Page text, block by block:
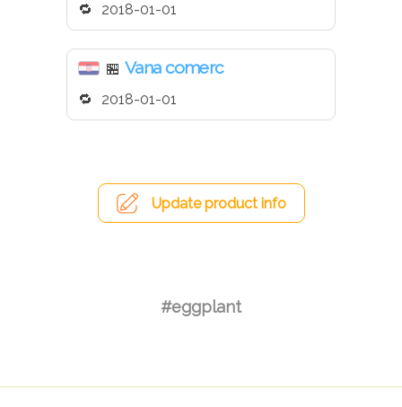
2018-01-01
🏪 Vana comerc
2018-01-01
Update product info
#eggplant